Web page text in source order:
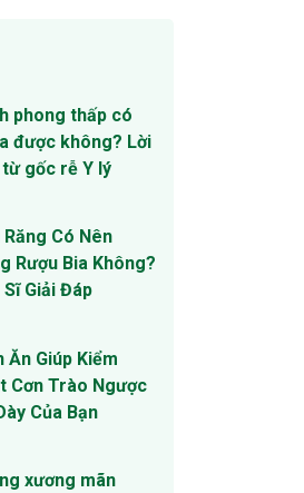
phong thấp có
được không? Lời
gốc rễ Y lý
Có Nên
Rượu Bia Không?
Sĩ Giải Đáp
Ăn Giúp Kiểm
Cơn Trào Ngược
Của Bạn
xương mãn